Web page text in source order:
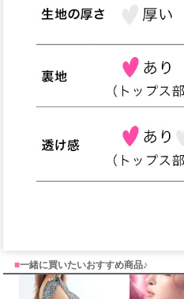
■一緒に買いたいおすすめ商品♪